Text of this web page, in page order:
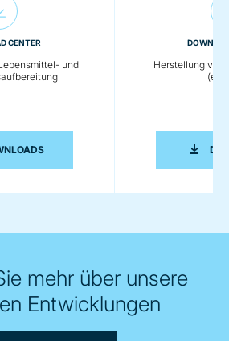
CENTER
und
LÖSUNGEN FÜR DIE LEBENSMITTEL-
Herstellung von
mehr über unsere
Entwicklungen